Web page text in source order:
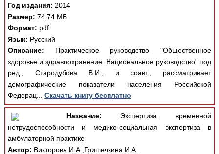
Год издания: 2014
Размер: 74.74 МБ
Формат: pdf
Язык: Русский
Описание: Практическое руководство "Общественное
здоровье и здравоохранение. Национальное руководство" под
ред., Стародубова В.И., и соавт., рассматривает
демографические показатели населения Российской
Федерац... Скачать книгу бесплатно
Название: Экспертиза временной
нетрудоспособности и медико-социальная экспертиза в
амбулаторной практике
Автор: Викторова И.А.,Гришечкина И.А.